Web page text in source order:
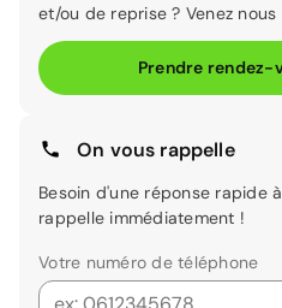
et/ou de reprise ? Venez
Prendre rendez-
On vous rappelle
Besoin d'une réponse rapide
rappelle immédiatement !
Votre numéro de téléphone